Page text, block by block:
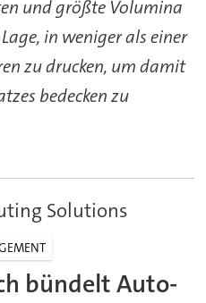
und größte Volumina
in weniger als einer
zu drucken, um damit
bedecken zu
Solutions
bündelt Auto-